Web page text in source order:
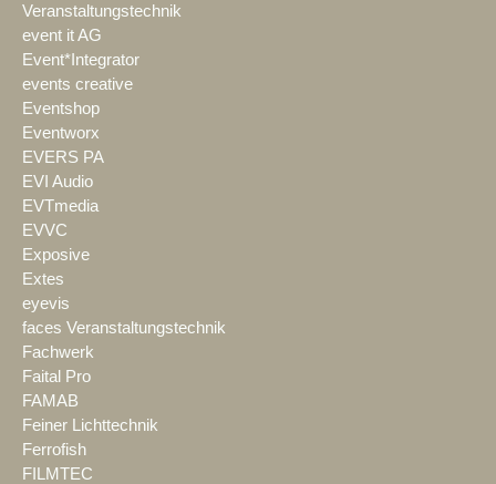
Veranstaltungstechnik
event it AG
Event*Integrator
events creative
Eventshop
Eventworx
EVERS PA
EVI Audio
EVTmedia
EVVC
Exposive
Extes
eyevis
faces Veranstaltungstechnik
Fachwerk
Faital Pro
FAMAB
Feiner Lichttechnik
Ferrofish
FILMTEC